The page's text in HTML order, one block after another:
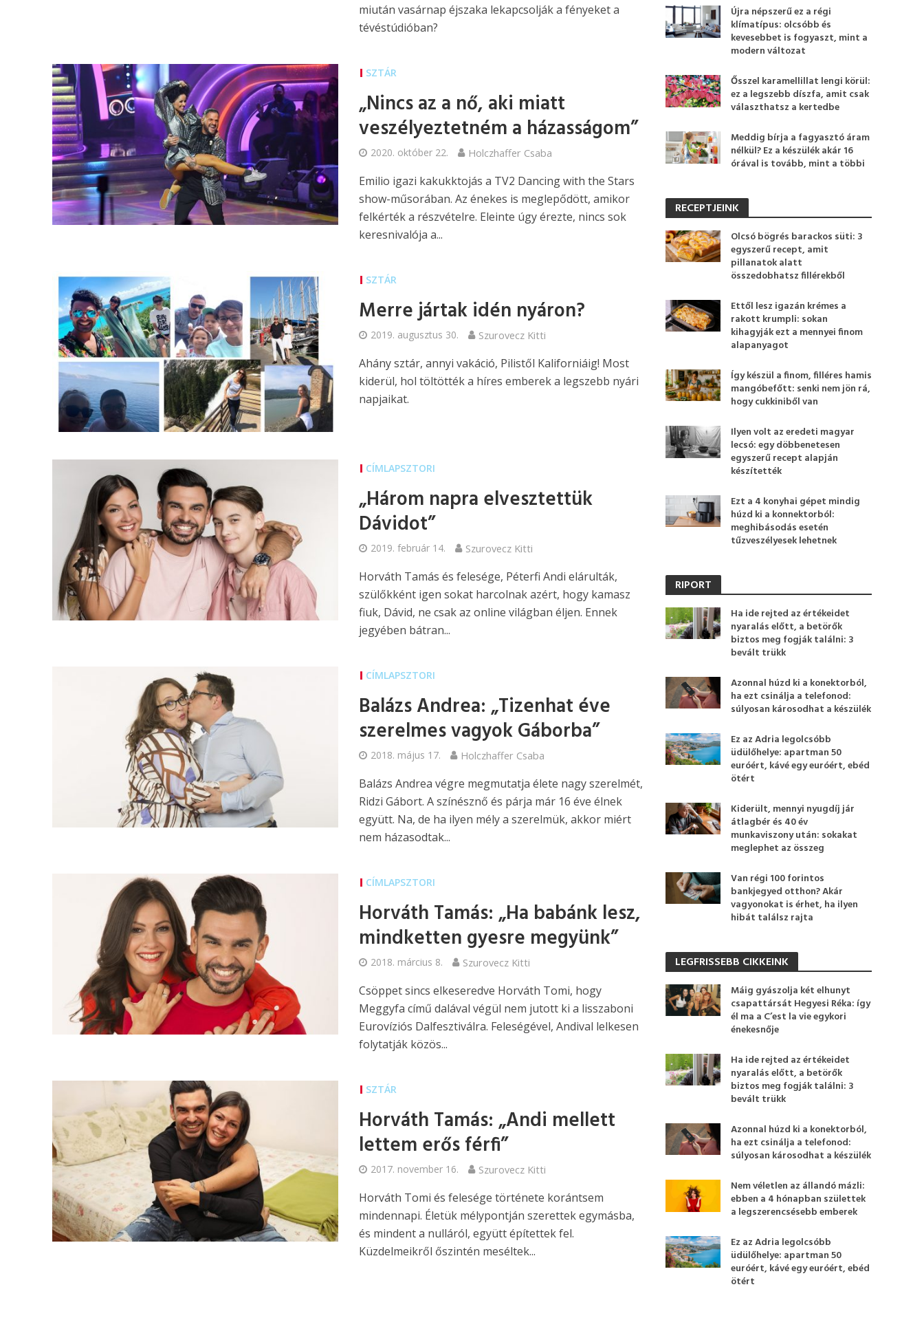
miután vasárnap éjszaka lekapcsolják a fényeket a
tévéstúdióban?
SZTÁR
„Nincs az a nő, aki miatt
veszélyeztetném a házasságom”
2020. október 22. Holczhaffer Csaba
Emilio igazi kakukktojás a TV2 Dancing with the Stars
show-műsorában. Az énekes is meglepődött, amikor
felkérték a részvételre. Eleinte úgy érezte, nincs sok
keresnivalója a...
SZTÁR
Merre jártak idén nyáron?
2019. augusztus 30. Szurovecz Kitti
Ahány sztár, annyi vakáció, Pilistől Kaliforniáig! Most
kiderül, hol töltötték a híres emberek a legszebb nyári
napjaikat.
CÍMLAPSZTORI
„Három napra elvesztettük
Dávidot”
2019. február 14. Szurovecz Kitti
Horváth Tamás és felesége, Péterfi Andi elárulták,
szülőkként igen sokat harcolnak azért, hogy kamasz
fiuk, Dávid, ne csak az online világban éljen. Ennek
jegyében bátran...
CÍMLAPSZTORI
Balázs Andrea: „Tizenhat éve
szerelmes vagyok Gáborba”
2018. május 17. Holczhaffer Csaba
Balázs Andrea végre megmutatja élete nagy szerelmét,
Ridzi Gábort. A színésznő és párja már 16 éve élnek
együtt. Na, de ha ilyen mély a szerelmük, akkor miért
nem házasodtak...
CÍMLAPSZTORI
Horváth Tamás: „Ha babánk lesz,
mindketten gyesre megyünk”
2018. március 8. Szurovecz Kitti
Csöppet sincs elkeseredve Horváth Tomi, hogy
Meggyfa című dalával végül nem jutott ki a lisszaboni
Eurovíziós Dalfesztiválra. Feleségével, Andival lelkesen
folytatják közös...
SZTÁR
Horváth Tamás: „Andi mellett
lettem erős férfi”
2017. november 16. Szurovecz Kitti
Horváth Tomi és felesége története korántsem
mindennapi. Életük mélypontján szerettek egymásba,
és mindent a nulláról, együtt építettek fel.
Küzdelmeikről őszintén meséltek...
Újra népszerű ez a régi
klímatípus: olcsóbb és
kevesebbet is fogyaszt, mint a
modern változat
Ősszel karamellillat lengi körül:
ez a legszebb díszfa, amit csak
választhatsz a kertedbe
Meddig bírja a fagyasztó áram
nélkül? Ez a készülék akár 16
órával is tovább, mint a többi
RECEPTJEINK
Olcsó bögrés barackos süti: 3
egyszerű recept, amit
pillanatok alatt
összedobhatsz fillérekből
Ettől lesz igazán krémes a
rakott krumpli: sokan
kihagyják ezt a mennyei finom
alapanyagot
Így készül a finom, filléres hamis
mangóbefőtt: senki nem jön rá,
hogy cukkiniből van
Ilyen volt az eredeti magyar
lecsó: egy döbbenetesen
egyszerű recept alapján
készítették
Ezt a 4 konyhai gépet mindig
húzd ki a konnektorból:
meghibásodás esetén
tűzveszélyesek lehetnek
RIPORT
Ha ide rejted az értékeidet
nyaralás előtt, a betörők
biztos meg fogják találni: 3
bevált trükk
Azonnal húzd ki a konektorból,
ha ezt csinálja a telefonod:
súlyosan károsodhat a készülék
Ez az Adria legolcsóbb
üdülőhelye: apartman 50
euróért, kávé egy euróért, ebéd
ötért
Kiderült, mennyi nyugdíj jár
átlagbér és 40 év
munkaviszony után: sokakat
meglephet az összeg
Van régi 100 forintos
bankjegyed otthon? Akár
vagyonokat is érhet, ha ilyen
hibát találsz rajta
LEGFRISSEBB CIKKEINK
Máig gyászolja két elhunyt
csapattársát Hegyesi Réka: így
él ma a C’est la vie egykori
énekesnője
Ha ide rejted az értékeidet
nyaralás előtt, a betörők
biztos meg fogják találni: 3
bevált trükk
Azonnal húzd ki a konektorból,
ha ezt csinálja a telefonod:
súlyosan károsodhat a készülék
Nem véletlen az állandó mázli:
ebben a 4 hónapban születtek
a legszerencsésebb emberek
Ez az Adria legolcsóbb
üdülőhelye: apartman 50
euróért, kávé egy euróért, ebéd
ötért